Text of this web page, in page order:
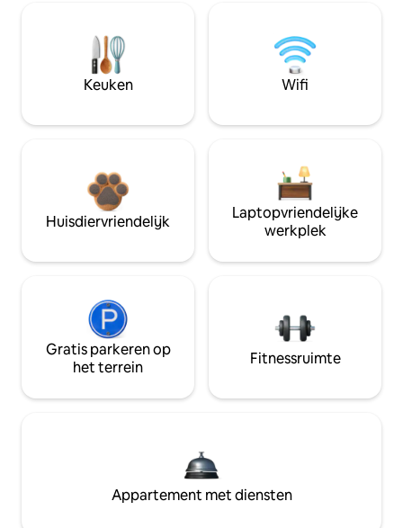
Keuken Wifi
Huisdiervriendelijk
Laptopvriendelijke
werkplek
Gratis parkeren op
het terrein
Fitnessruimte
Appartement met diensten